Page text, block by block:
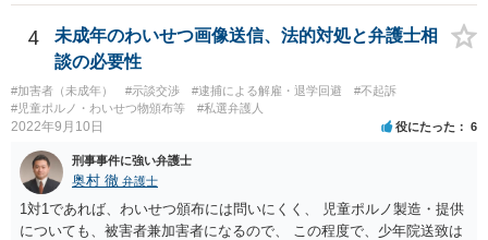
してください」みたいな葉書を出してみて、宛先人不在で戻って来な
かった所に絞って問い合わせるという方法があります。
4
未成年のわいせつ画像送信、法的対処と弁護士相
談の必要性
#加害者（未成年） #示談交渉 #逮捕による解雇・退学回避
#不起訴
#児童ポルノ・わいせつ物頒布等
#私選弁護人
2022年9月10日 役にたった 6
刑事事件に強い弁護士
奥村 徹 弁護士
1対1であれば、わいせつ頒布には問いにくく、 児童ポルノ製造・提供
についても、被害者兼加害者になるので、 この程度で、少年院送致は